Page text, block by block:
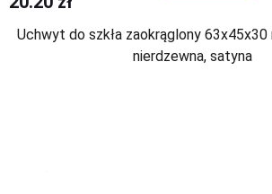
Uchwyt do szkła zaokrąglony 63x45x30
nierdzewna, satyna